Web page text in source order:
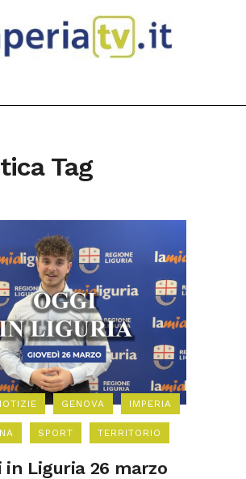
Tag
GENOVA IMPERIA
SPORT TERRITORIO
in Liguria 26 marzo